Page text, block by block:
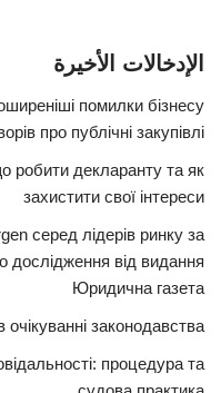
الإدخالات الأخيرة
помилки бізнесу
про публічні закупівлі
робити декларанту та як
захистити свої інтереси
серед лідерів ринку за
дослідження від видання
Юридична газета
очікуванні законодавства
процедура та